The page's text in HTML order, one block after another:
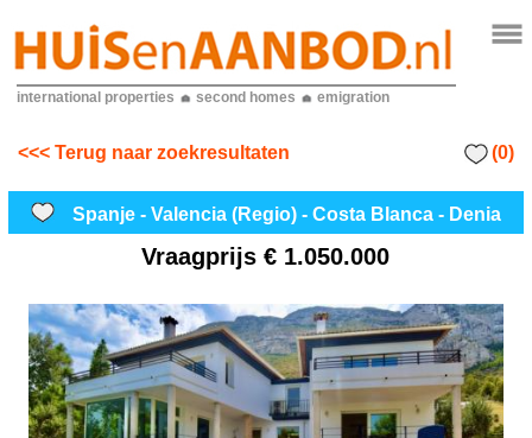
international properties second homes emigration
<<< Terug naar zoekresultaten (0)
Spanje - Valencia (Regio) - Costa Blanca - Denia
Vraagprijs€ 1.050.000